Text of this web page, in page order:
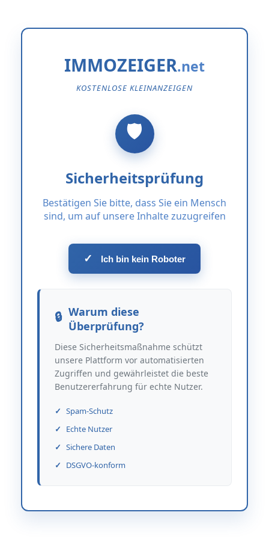
IMMOZEIGER
KOSTENLOSE KLEINANZEIGEN
Sicherheitsprüfung
Bestätigen Sie bitte, dass Sie ein Mensch
sind, um auf unsere Inhalte zuzugreifen
✓ Ich bin kein Roboter
Warum diese
Überprüfung?
Diese Sicherheitsmaßnahme schützt
unsere Plattform vor automatisierten
Zugriffen und gewährleistet die beste
Benutzererfahrung für echte Nutzer.
Spam-Schutz
Echte Nutzer
Sichere Daten
DSGVO-konform